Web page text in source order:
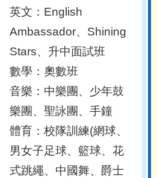
英文：English
Ambassador、Shining
Stars、升中面試班
數學：奧數班
音樂：中樂團、少年鼓
樂團、聖詠團、手鐘
體育：校隊訓練(網球、
男女子足球、籃球、花
式跳繩、中國舞、爵士